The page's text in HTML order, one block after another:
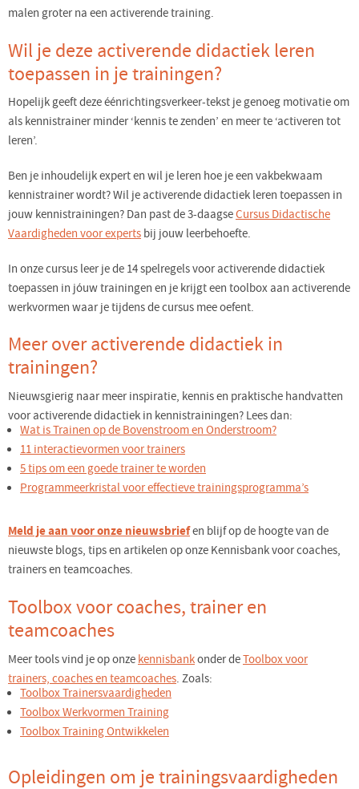
malen groter na een activerende training.
Wil je deze activerende didactiek leren
toepassen in je trainingen?
Hopelijk geeft deze éénrichtingsverkeer-tekst je genoeg motivatie om
als kennistrainer minder ‘kennis te zenden’ en meer te ‘activeren tot
leren’.
Ben je inhoudelijk expert en wil je leren hoe je een vakbekwaam
kennistrainer wordt? Wil je activerende didactiek leren toepassen in
jouw kennistrainingen? Dan past de 3-daagseCursus Didactische
Vaardigheden voor experts bij jouw leerbehoefte.
In onze cursus leer je de 14 spelregels voor activerende didactiek
toepassen in jóuw trainingen en je krijgt een toolbox aan activerende
werkvormen waar je tijdens de cursus mee oefent.
Meer over activerende didactiek in
trainingen?
Nieuwsgierig naar meer inspiratie, kennis en praktische handvatten
voor activerende didactiek in kennistrainingen? Lees dan:
Wat is Trainen op de Bovenstroom en Onderstroom?
11 interactievormen voor trainers
5 tips om een goede trainer te worden
Programmeerkristal voor effectieve trainingsprogramma’s
Meld je aan voor onze nieuwsbriefen blijf op de hoogte van de
nieuwste blogs, tips en artikelen op onze Kennisbank voor coaches,
trainers en teamcoaches.
Toolbox voor coaches, trainer en
teamcoaches
Meer tools vind je op onze kennisbankonder deToolbox voor
trainers, coaches en teamcoaches. Zoals:
Toolbox Trainersvaardigheden
Toolbox Werkvormen Training
Toolbox Training Ontwikkelen
Opleidingen om je trainingsvaardigheden